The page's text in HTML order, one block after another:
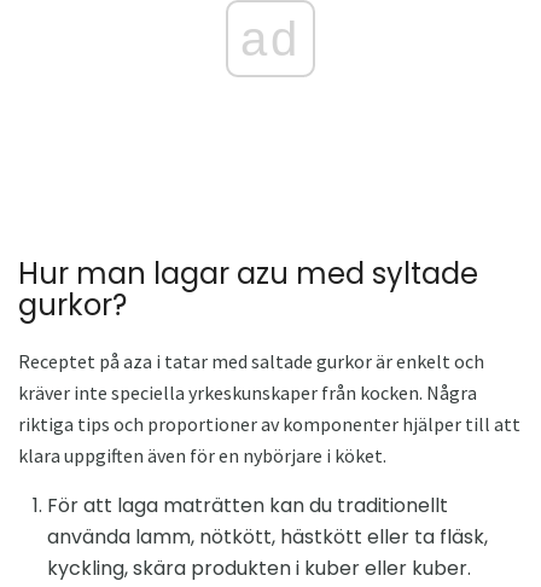
ad
Hur man lagar azu med syltade
gurkor?
Receptet på aza i tatar med saltade gurkor är enkelt och
kräver inte speciella yrkeskunskaper från kocken. Några
riktiga tips och proportioner av komponenter hjälper till att
klara uppgiften även för en nybörjare i köket.
För att laga maträtten kan du traditionellt
använda lamm, nötkött, hästkött eller ta fläsk,
kyckling, skära produkten i kuber eller kuber.